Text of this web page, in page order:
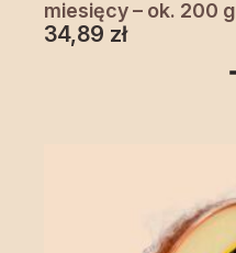
miesięcy – ok. 200 g
34,89 zł